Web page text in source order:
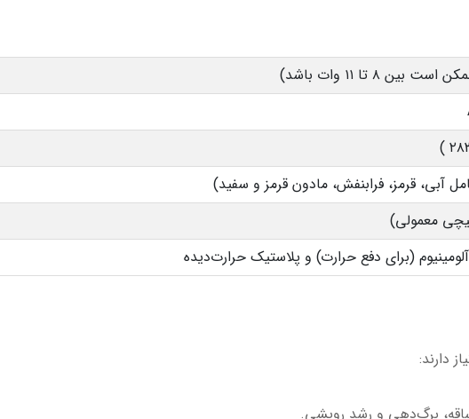
آبی، قرمز، فرابنفش، مادون قرمز و سفید)
آلومینیوم (برای دفع حرارت) و پلاستیک حرارت‌دیده
دارند: